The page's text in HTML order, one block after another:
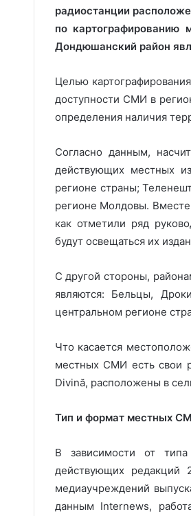
радиостанции
по
Дондюшанский район
Целью
доступности СМИ в
определения наличия
Согласно данным,
действующих местных
регионе страны;
регионе Молдовы.
как отметили ряд
будут освещаться их
С другой стороны,
являются: Бельцы,
центральном регионе
Что касается
местных СМИ есть свои
Divină, расположены в
Тип и формат местных
В зависимости от
действующих редакций
медиаучреждений
данным Internews,